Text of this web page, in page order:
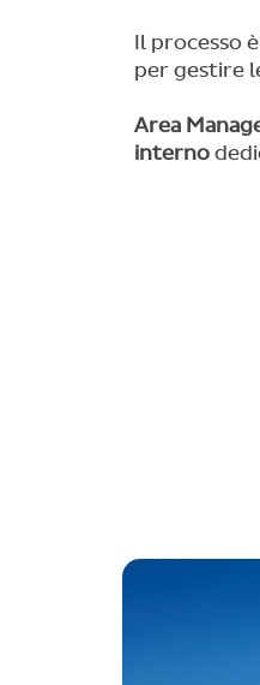
Il processo
per gestire
Area
interno